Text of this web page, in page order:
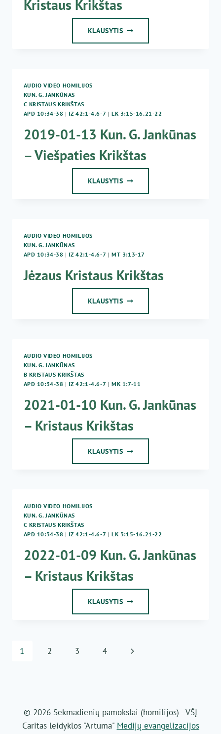
Kristaus Krikštas
KLAUSYTISKRISTAUS
AUDIO VIDEO HOMILIJOS
KUN. G. JANKŪNAS
C KRISTAUS KRIKŠTAS
APD 10:34-38 |IZ 42:1-4.6-7 | LK 3:15-16.21-22
2019-01-13 Kun. G. Jankūnas
– Viešpaties Krikštas
KLAUSYTIS2019-
VIEŠPATIES
AUDIO VIDEO HOMILIJOS
KUN. G. JANKŪNAS
APD 10:34-38 |IZ 42:1-4.6-7 | MT 3:13-17
Jėzaus Kristaus Krikštas
KLAUSYTISJĖZAUS
AUDIO VIDEO HOMILIJOS
KUN. G. JANKŪNAS
B KRISTAUS KRIKŠTAS
APD 10:34-38 |IZ 42:1-4.6-7 | MK 1:7-11
2021-01-10 Kun. G. Jankūnas
– Kristaus Krikštas
KLAUSYTIS2021-
KRIKŠTAS
AUDIO VIDEO HOMILIJOS
KUN. G. JANKŪNAS
C KRISTAUS KRIKŠTAS
APD 10:34-38 |IZ 42:1-4.6-7 | LK 3:15-16.21-22
2022-01-09 Kun. G. Jankūnas
– Kristaus Krikštas
KLAUSYTIS2022-
JANKŪNAS
Page
1 2 3 4
Next
© 2026 Sekmadienių pamokslai (homilijos) - VŠĮ
Caritas leidyklos "Artuma" Medijų evangelizacijos